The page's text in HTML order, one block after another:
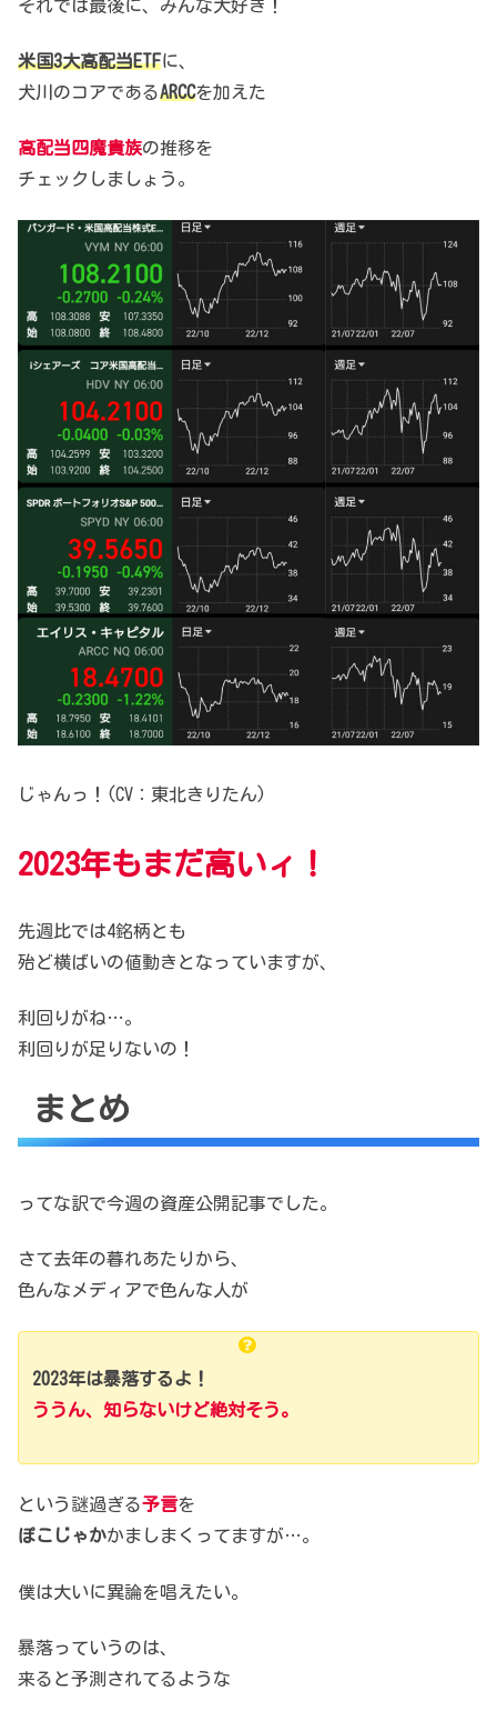
それでは最後に、みんな大好き！
米国3大高配当ETFに、
犬川のコアであるARCCを加えた
高配当四魔貴族の推移を
チェックしましょう。
じゃんっ！(CV：東北きりたん)
2023年もまだ高いィ！
先週比では4銘柄とも
殆ど横ばいの値動きとなっていますが、
利回りがね…。
利回りが足りないの！
まとめ
ってな訳で今週の資産公開記事でした。
さて去年の暮れあたりから、
色んなメディアで色んな人が
2023年は暴落するよ！
ううん、知らないけど絶対そう。
という謎過ぎる予言を
ぽこじゃかかましまくってますが…。
僕は大いに異論を唱えたい。
暴落っていうのは、
来ると予測されてるような